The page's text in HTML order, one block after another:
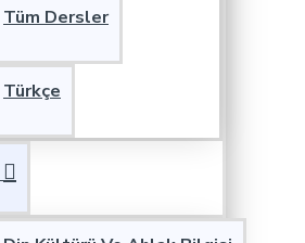
Tüm Dersler
Türkçe